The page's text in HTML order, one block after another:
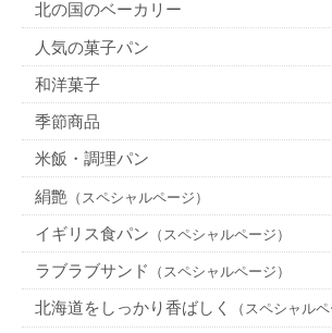
北の国のベーカリー
人気の菓子パン
和洋菓子
季節商品
米飯・調理パン
絹艶 （スペシャルページ）
イギリス食パン （スペシャルページ）
ラブラブサンド （スペシャルページ）
北海道をしっかり香ばしく （スペシャルペ